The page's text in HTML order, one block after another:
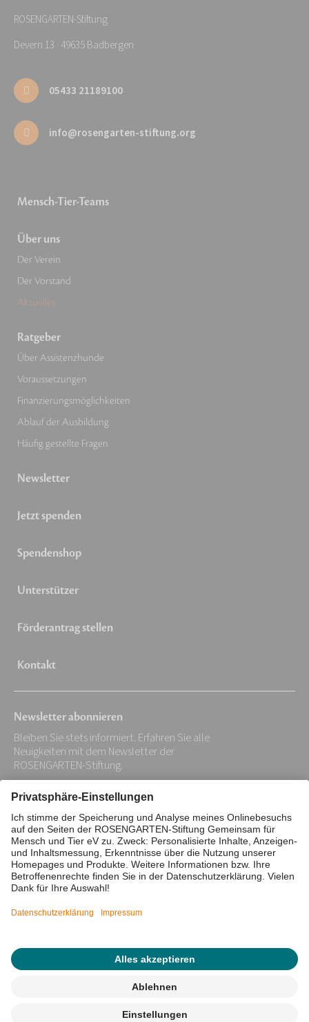
ROSENGARTEN-Stiftung
Devern 13 · 49635 Badbergen
05433 21189100
info@rosengarten-stiftung.org
Mensch-Tier-Teams
Über uns
Der Verein
Der Vorstand
Aktuelles
Ratgeber
Über Assistenzhunde
Voraussetzungen
Finanzierungsmöglichkeiten
Ablauf der Ausbildung
Häufig gestellte Fragen
Newsletter
Jetzt spenden
Spendenshop
Unterstützer
Förderantrag stellen
Kontakt
Newsletter abonnieren
Bleiben Sie stets informiert. Erfahren Sie alle
Neuigkeiten mit dem Newsletter der
ROSENGARTEN-Stiftung.
Ihre
E-
Mail-
Adresse:
*
Impressum
Datenschutz
Barrierefreiheitserklärung
© 2026 ROSENGARTEN-Stiftung